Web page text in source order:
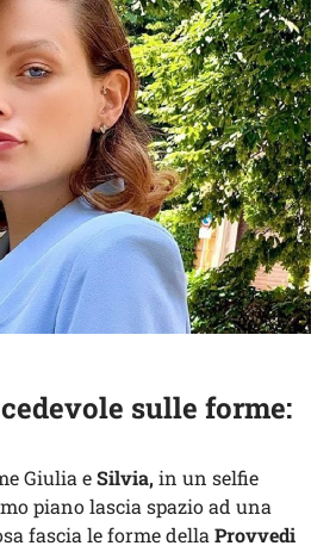
sulle forme:
Giulia eSilvia,in un selfie
piano lascia spazio ad una
fascia le forme della Provvedi